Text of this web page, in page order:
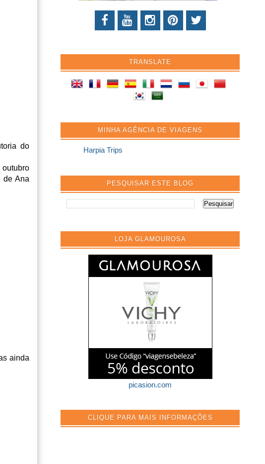
do
de Ana
ainda
TRANSLATE
MINHA AGÊNCIA DE VIAGENS
Harpia Trips
PESQUISAR ESTE BLOG
LOJA GLAMOUROSA
picasion.com
CLIQUE PARA MAIS INFORMAÇÕES